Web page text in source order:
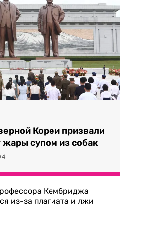
Кореи призвали
жары супом из собак
Кембриджа
из-за плагиата и лжи